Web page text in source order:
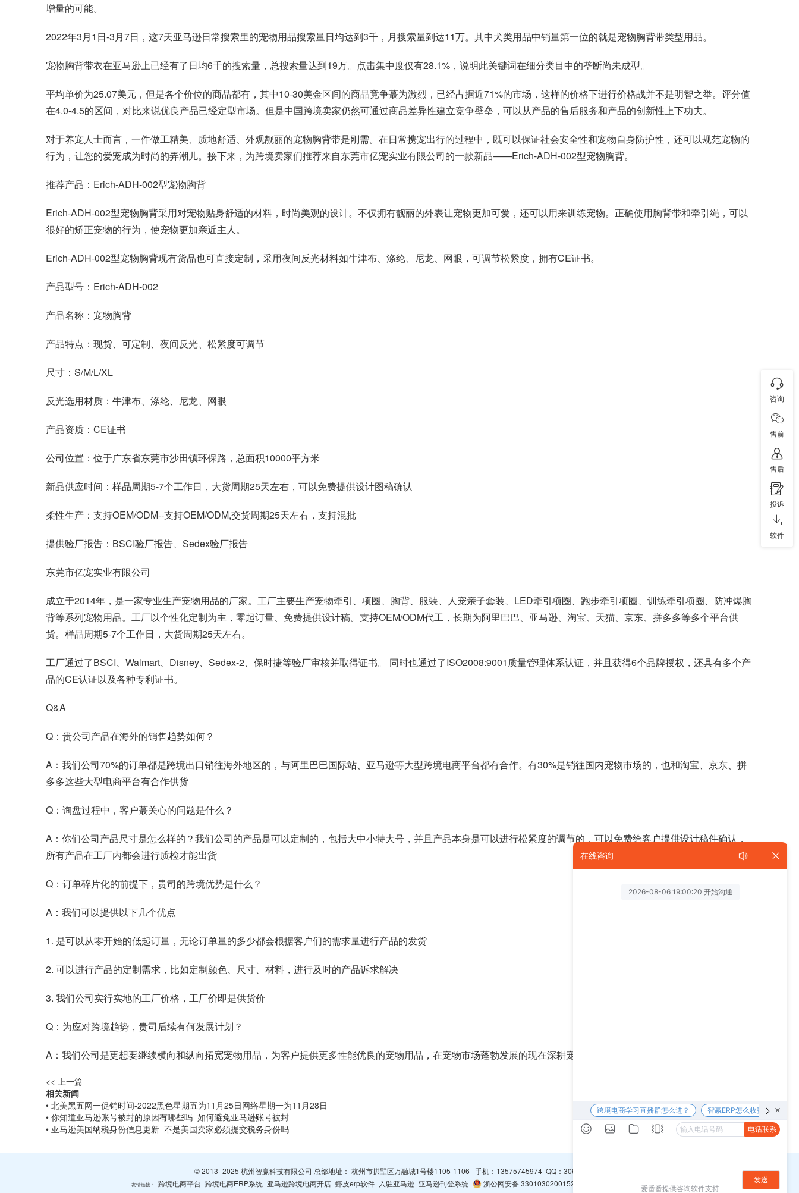
增量的可能。
2022年3月1日-3月7日，这7天亚马逊日常搜索里的宠物用品搜索量日均达到3千，月搜索量到达11万。其中犬类用品中销量第一位的就是宠物胸背带类型用品。
宠物胸背带衣在亚马逊上已经有了日均6千的搜索量，总搜索量达到19万。点击集中度仅有28.1%，说明此关键词在细分类目中的垄断尚未成型。
平均单价为25.07美元，但是各个价位的商品都有，其中10-30美金区间的商品竞争蕞为激烈，已经占据近71%的市场，这样的价格下进行价格战并不是明智之举。评分值
在4.0-4.5的区间，对比来说优良产品已经定型市场。但是中国跨境卖家仍然可通过商品差异性建立竞争壁垒，可以从产品的售后服务和产品的创新性上下功夫。
对于养宠人士而言，一件做工精美、质地舒适、外观靓丽的宠物胸背带是刚需。在日常携宠出行的过程中，既可以保证社会安全性和宠物自身防护性，还可以规范宠物的
行为，让您的爱宠成为时尚的弄潮儿。接下来，为跨境卖家们推荐来自东莞市亿宠实业有限公司的一款新品——Erich-ADH-002型宠物胸背。
推荐产品：Erich-ADH-002型宠物胸背
Erich-ADH-002型宠物胸背采用对宠物贴身舒适的材料，时尚美观的设计。不仅拥有靓丽的外表让宠物更加可爱，还可以用来训练宠物。正确使用胸背带和牵引绳，可以
很好的矫正宠物的行为，使宠物更加亲近主人。
Erich-ADH-002型宠物胸背现有货品也可直接定制，采用夜间反光材料如牛津布、涤纶、尼龙、网眼，可调节松紧度，拥有CE证书。
产品型号：Erich-ADH-002
产品名称：宠物胸背
产品特点：现货、可定制、夜间反光、松紧度可调节
尺寸：S/M/L/XL
反光选用材质：牛津布、涤纶、尼龙、网眼
产品资质：CE证书
公司位置：位于广东省东莞市沙田镇环保路，总面积10000平方米
新品供应时间：样品周期5-7个工作日，大货周期25天左右，可以免费提供设计图稿确认
柔性生产：支持OEM/ODM--支持OEM/ODM,交货周期25天左右，支持混批
提供验厂报告：BSCI验厂报告、Sedex验厂报告
东莞市亿宠实业有限公司
成立于2014年，是一家专业生产宠物用品的厂家。工厂主要生产宠物牵引、项圈、胸背、服装、人宠亲子套装、LED牵引项圈、跑步牵引项圈、训练牵引项圈、防冲爆胸
背等系列宠物用品。工厂以个性化定制为主，零起订量、免费提供设计稿。支持OEM/ODM代工，长期为阿里巴巴、亚马逊、淘宝、天猫、京东、拼多多等多个平台供
货。样品周期5-7个工作日，大货周期25天左右。
工厂通过了BSCI、Walmart、Disney、Sedex-2、保时捷等验厂审核并取得证书。 同时也通过了ISO2008:9001质量管理体系认证，并且获得6个品牌授权，还具有多个产
品的CE认证以及各种专利证书。
Q&A
Q：贵公司产品在海外的销售趋势如何？
A：我们公司70%的订单都是跨境出口销往海外地区的，与阿里巴巴国际站、亚马逊等大型跨境电商平台都有合作。有30%是销往国内宠物市场的，也和淘宝、京东、拼
多多这些大型电商平台有合作供货
Q：询盘过程中，客户蕞关心的问题是什么？
A：你们公司产品尺寸是怎么样的？我们公司的产品是可以定制的，包括大中小特大号，并且产品本身是可以进行松紧度的调节的，可以免费给客户提供设计稿件确认，
所有产品在工厂内都会进行质检才能出货
Q：订单碎片化的前提下，贵司的跨境优势是什么？
A：我们可以提供以下几个优点
1. 是可以从零开始的低起订量，无论订单量的多少都会根据客户们的需求量进行产品的发货
2. 可以进行产品的定制需求，比如定制颜色、尺寸、材料，进行及时的产品诉求解决
3. 我们公司实行实地的工厂价格，工厂价即是供货价
Q：为应对跨境趋势，贵司后续有何发展计划？
A：我们公司是更想要继续横向和纵向拓宽宠物用品，为客户提供更多性能优良的宠物用品，在宠物市场蓬勃发展的现在深耕宠物行业。
<< 上一篇
相关新闻
• 北美黑五网一促销时间-2022黑色星期五为11月25日网络星期一为11月28日
• 你知道亚马逊账号被封的原因有哪些吗_如何避免亚马逊账号被封
• 亚马逊美国纳税身份信息更新_不是美国卖家必须提交税务身份吗
© 2013- 2025 杭州智赢科技有限公司 总部地址： 杭州市拱墅区万融城1号楼1105-1106 手机： 13575745974QQ： 3065094296
友情链接： 跨境电商平台 跨境电商ERP系统 亚马逊跨境电商开店 虾皮erp软件 入驻亚马逊 亚马逊刊登系统 浙公网安备 33010302001526号 浙ICP备16001766号-1
咨询
售前
售后
投诉
软件
在线咨询